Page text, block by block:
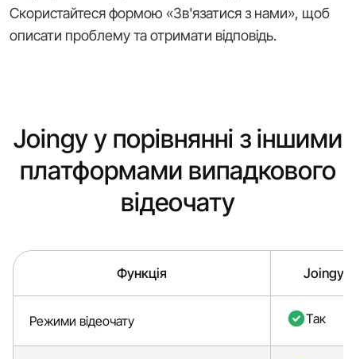
Скористайтеся формою «Зв'язатися з нами», щоб
описати проблему та отримати відповідь.
Joingy у порівнянні з іншими
платформами випадкового
відеочату
Функція Joingy
Режими відеочату Так